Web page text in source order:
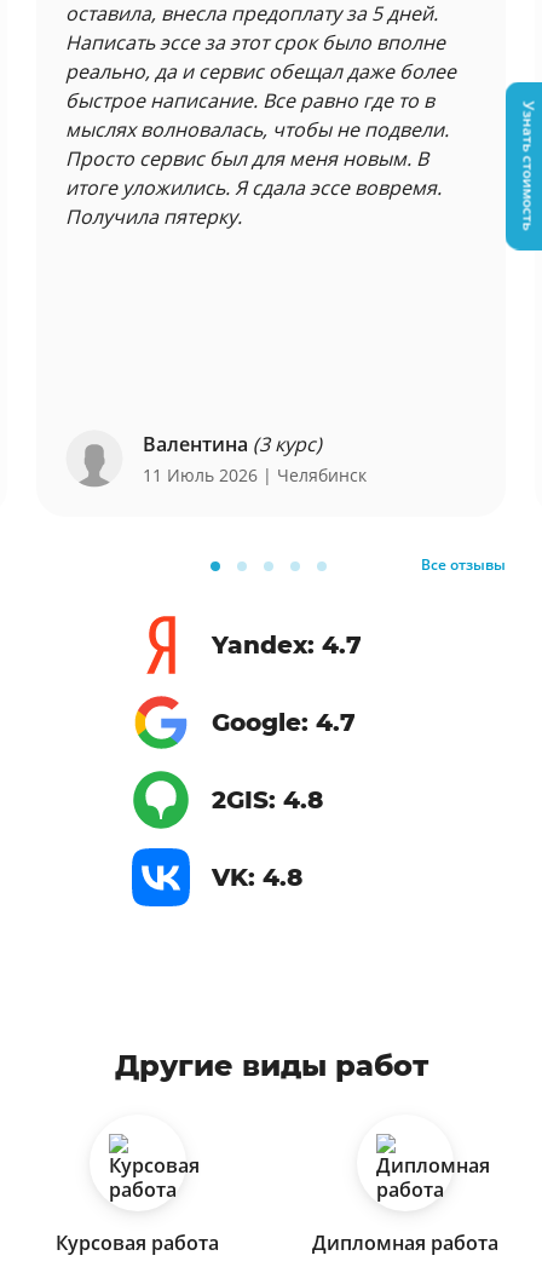
оставила, внесла предоплату за 5 дней.
Написать эссе за этот срок было вполне
реально, да и сервис обещал даже более
быстрое написание. Все равно где то в
мыслях волновалась, чтобы не подвели.
Просто сервис был для меня новым. В
итоге уложились. Я сдала эссе вовремя.
Получила пятерку.
Валентина (3 курс)
11 Июль 2026 | Челябинск
Все отзывы
Yandex: 4.7
Google: 4.7
2GIS: 4.8
VK: 4.8
Другие виды работ
Курсовая работа Дипломная работа
Узнать стоимость